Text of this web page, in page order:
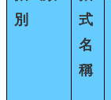
別
式
名
稱